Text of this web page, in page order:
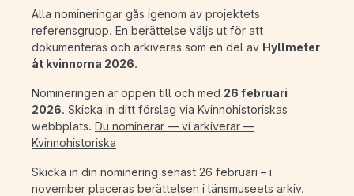
Alla nomineringar gås igenom av projektets
referensgrupp. En berättelse väljs ut för att
dokumenteras och arkiveras som en del av Hyllmeter
åt kvinnorna 2026.
Nomineringen är öppen till och med 26 februari
2026. Skicka in ditt förslag via Kvinnohistoriskas
webbplats. Du nominerar — vi arkiverar —
Kvinnohistoriska
Skicka in din nominering senast 26 februari – i
november placeras berättelsen i länsmuseets arkiv.